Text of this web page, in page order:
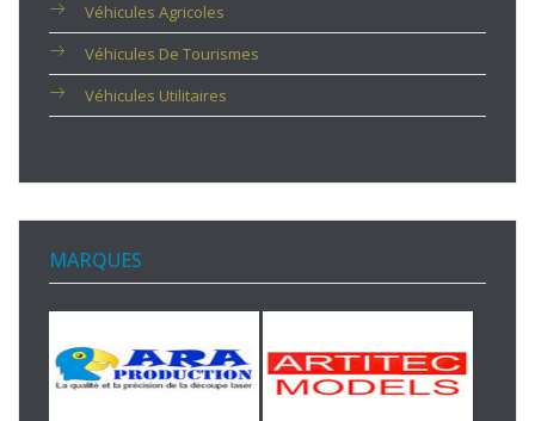
Véhicules Agricoles
Véhicules De Tourismes
Véhicules Utilitaires
MARQUES